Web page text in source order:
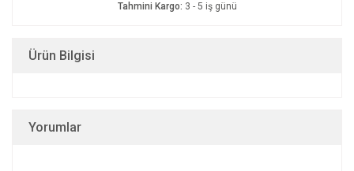
Tahmini Kargo: 3 - 5 iş günü
Ürün Bilgisi
Yorumlar